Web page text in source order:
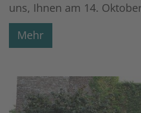
uns, Ihnen am 14.
Mehr